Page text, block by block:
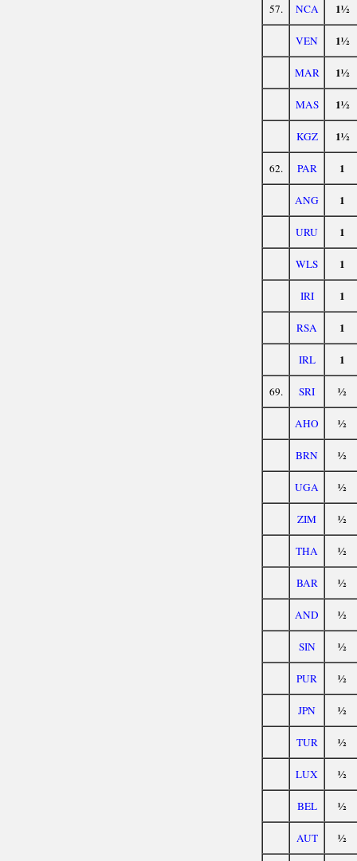
57. NCA 1½
VEN 1½
MAR 1½
MAS 1½
KGZ 1½
62. PAR 1
ANG 1
URU 1
WLS 1
IRI 1
RSA 1
IRL 1
69. SRI ½
AHO ½
BRN ½
UGA ½
ZIM ½
THA ½
BAR ½
AND ½
SIN ½
PUR ½
JPN ½
TUR ½
LUX ½
BEL ½
AUT ½